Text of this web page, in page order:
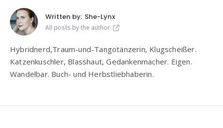
Written by: She-Lynx
All posts by the author
Hybridnerd,Traum-und-Tangotänzerin, Klugscheißer.
Katzenkuschler, Blasshaut, Gedankenmacher. Eigen.
Wandelbar. Buch- und Herbstliebhaberin.